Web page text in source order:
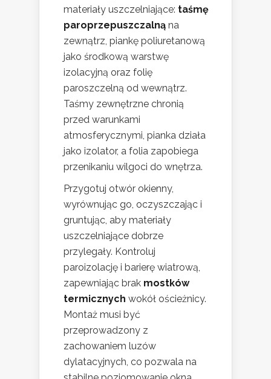
materiały uszczelniające: taśmę
paroprzepuszczalną na
zewnątrz, piankę poliuretanową
jako środkową warstwę
izolacyjną oraz folię
paroszczelną od wewnątrz.
Taśmy zewnętrzne chronią
przed warunkami
atmosferycznymi, pianka działa
jako izolator, a folia zapobiega
przenikaniu wilgoci do wnętrza.
Przygotuj otwór okienny,
wyrównując go, oczyszczając i
gruntując, aby materiały
uszczelniające dobrze
przylegały. Kontroluj
paroizolację i barierę wiatrową,
zapewniając brak mostków
termicznych wokół ościeżnicy.
Montaż musi być
przeprowadzony z
zachowaniem luzów
dylatacyjnych, co pozwala na